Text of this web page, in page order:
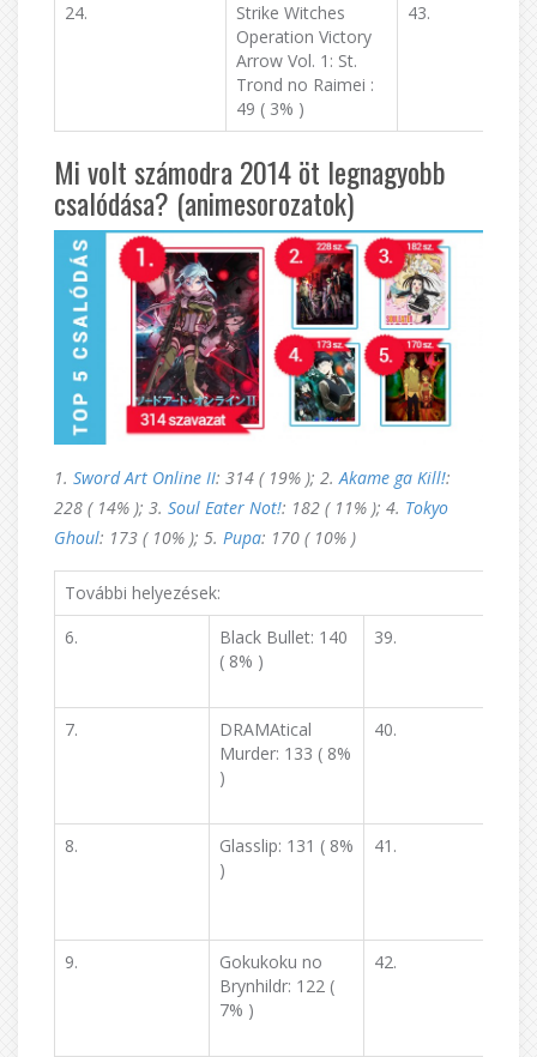
24.
Strike Witches
Operation Victory
Arrow Vol. 1: St.
Trond no Raimei :
49 ( 3% )
43.
Mi volt számodra 2014 öt legnagyobb
csalódása? (animesorozatok)
1. Sword Art Online II: 314 ( 19% ); 2.Akame ga Kill!:
228 ( 14% ); 3. Soul Eater Not!: 182 ( 11% ); 4. Tokyo
Ghoul: 173 ( 10% ); 5. Pupa: 170 ( 10% )
További helyezések:
6.
Black Bullet: 140
( 8% )
39.
7.
DRAMAtical
Murder: 133 ( 8%
)
40.
8.
Glasslip: 131 ( 8%
)
41.
9.
Gokukoku no
Brynhildr: 122 (
7% )
42.